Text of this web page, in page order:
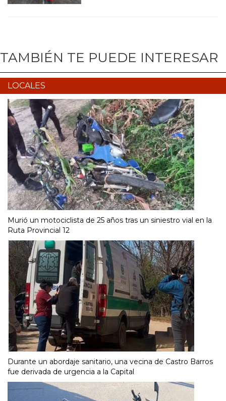
TAMBIÉN TE PUEDE INTERESAR
LOCALES
Murió un motociclista de 25 años tras un siniestro vial en la
Ruta Provincial 12
Durante un abordaje sanitario, una vecina de Castro Barros
fue derivada de urgencia a la Capital